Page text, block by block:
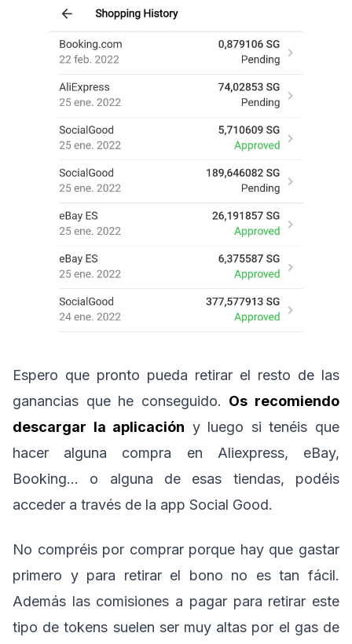
Espero que pronto pueda retirar el resto de las
ganancias que he conseguido. Os recomiendo
descargar la aplicación y luego si tenéis que
hacer alguna compra en Aliexpress, eBay,
Booking… o alguna de esas tiendas, podéis
acceder a través de la app Social Good.
No compréis por comprar porque hay que gastar
primero y para retirar el bono no es tan fácil.
Además las comisiones a pagar para retirar este
tipo de tokens suelen ser muy altas por el gas de